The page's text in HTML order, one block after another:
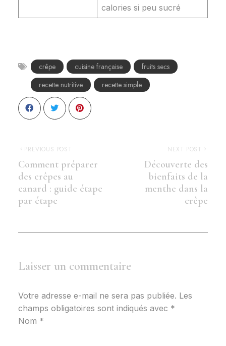
calories si peu sucré
crêpe cuisine française
fruits secs
recette nutritive
recette simple
PREVIOUS POST
Comment préparer
des crêpes au
canard : guide étape
par étape
NEXT POST
Découverte des
bienfaits de la
menthe dans la
crêpe
Laisser un commentaire
Votre adresse e-mail ne sera pas publiée. Les
champs obligatoires sont indiqués avec *
Nom *